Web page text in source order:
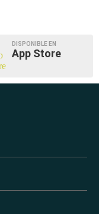
DISPONIBLE EN
App Store